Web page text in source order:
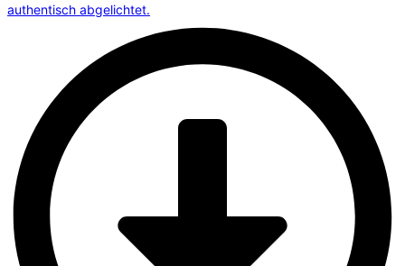
authentisch abgelichtet.